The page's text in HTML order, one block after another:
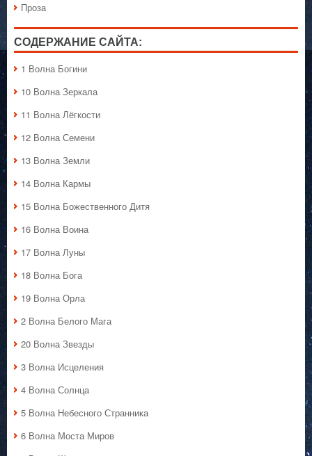
Проза
СОДЕРЖАНИЕ САЙТА:
1 Волна Богини
10 Волна Зеркала
11 Волна Лёгкости
12 Волна Семени
13 Волна Земли
14 Волна Кармы
15 Волна Божественного Дитя
16 Волна Воина
17 Волна Луны
18 Волна Бога
19 Волна Орла
2 Волна Белого Мага
20 Волна Звезды
3 Волна Исцеления
4 Волна Солнца
5 Волна Небесного Странника
6 Волна Моста Миров